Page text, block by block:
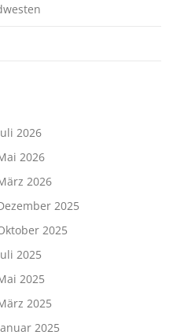
2026
2026
2026
2025
2025
2025
2025
2025
2025